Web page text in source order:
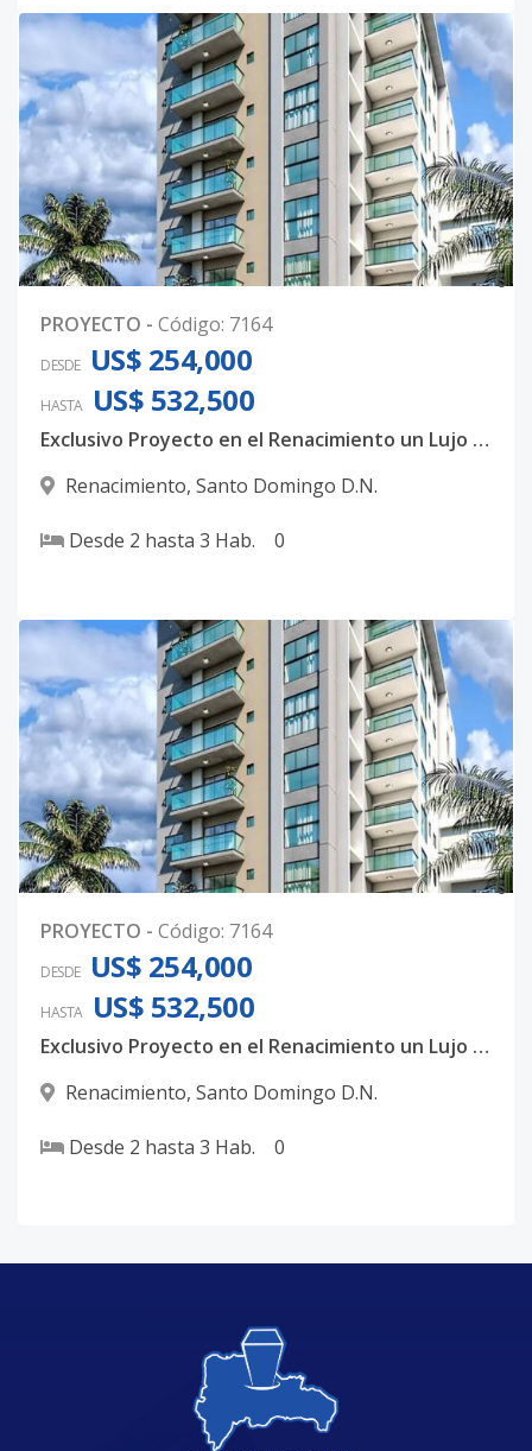
0
PROYECTO - Código: 7164
DESDE US$ 254,000
HASTA US$ 532,500
Exclusivo Proyecto en el Renacimiento un Lujo familiar
Renacimiento, Santo Domingo D.N.
Desde 2 hasta 3 Hab. 0
0
PROYECTO - Código: 7164
DESDE US$ 254,000
HASTA US$ 532,500
Exclusivo Proyecto en el Renacimiento un Lujo familiar
Renacimiento, Santo Domingo D.N.
Desde 2 hasta 3 Hab. 0